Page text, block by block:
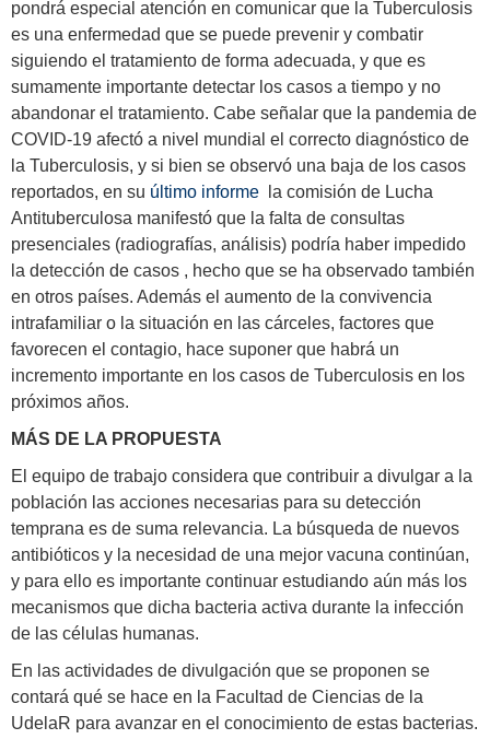
pondrá especial atención en comunicar que la Tuberculosis
es una enfermedad que se puede prevenir y combatir
siguiendo el tratamiento de forma adecuada, y que es
sumamente importante detectar los casos a tiempo y no
abandonar el tratamiento. Cabe señalar que la pandemia de
COVID-19 afectó a nivel mundial el correcto diagnóstico de
la Tuberculosis, y si bien se observó una baja de los casos
reportados, en su último informe
la comisión de Lucha
Antituberculosa manifestó que la falta de consultas
presenciales (radiografías, análisis) podría haber impedido
la detección de casos , hecho que se ha observado también
en otros países. Además el aumento de la convivencia
intrafamiliar o la situación en las cárceles, factores que
favorecen el contagio, hace suponer que habrá un
incremento importante en los casos de Tuberculosis en los
próximos años.
MÁS DE LA PROPUESTA
El equipo de trabajo considera que contribuir a divulgar a la
población las acciones necesarias para su detección
temprana es de suma relevancia. La búsqueda de nuevos
antibióticos y la necesidad de una mejor vacuna continúan,
y para ello es importante continuar estudiando aún más los
mecanismos que dicha bacteria activa durante la infección
de las células humanas.
En las actividades de divulgación que se proponen se
contará qué se hace en la Facultad de Ciencias de la
UdelaR para avanzar en el conocimiento de estas bacterias.